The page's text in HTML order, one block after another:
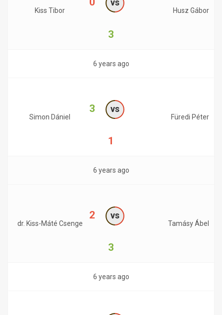
Kiss Tibor
vs
3
Husz Gábor
6 years ago
Simon Dániel
3 vs
1
Füredi Péter
6 years ago
dr. Kiss-Máté Csenge
2 vs
3
Tamásy Ábel
6 years ago